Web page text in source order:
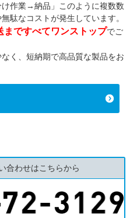
作業→納品」このように複数数
駄なコストが発生しています。
まですべてワンストップでご
く、短納期で高品質な製品をお
合わせはこちらから